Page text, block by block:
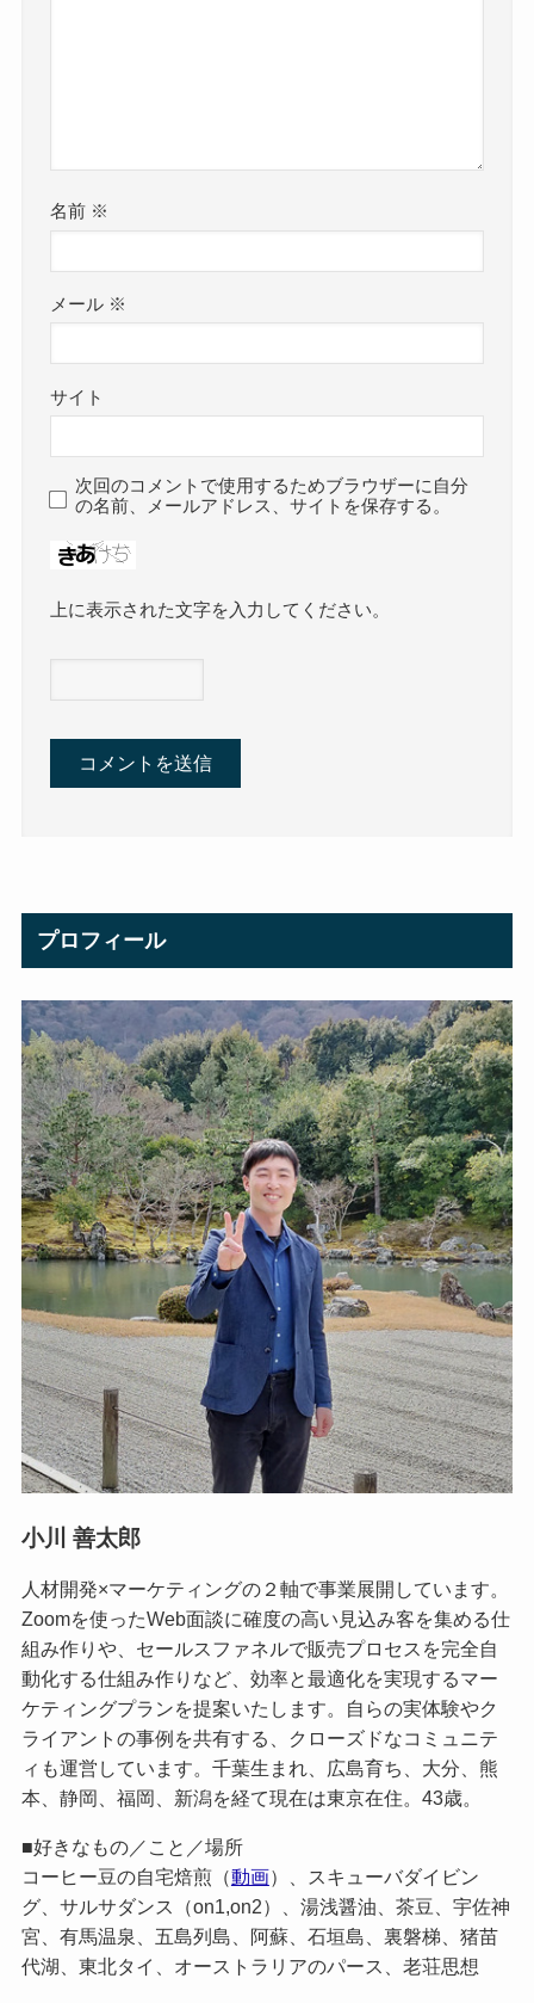
名前 ※
メール ※
サイト
次回のコメントで使用するためブラウザーに自分
の名前、メールアドレス、サイトを保存する。
上に表示された文字を入力してください。
プロフィール
小川 善太郎
人材開発×マーケティングの２軸で事業展開しています。
Zoomを使ったWeb面談に確度の高い見込み客を集める仕
組み作りや、セールスファネルで販売プロセスを完全自
動化する仕組み作りなど、効率と最適化を実現するマー
ケティングプランを提案いたします。自らの実体験やク
ライアントの事例を共有する、クローズドなコミュニテ
ィも運営しています。千葉生まれ、広島育ち、大分、熊
本、静岡、福岡、新潟を経て現在は東京在住。43歳。
■好きなもの／こと／場所
コーヒー豆の自宅焙煎（動画）、スキューバダイビン
グ、サルサダンス（on1,on2）、湯浅醤油、茶豆、宇佐神
宮、有馬温泉、五島列島、阿蘇、石垣島、裏磐梯、猪苗
代湖、東北タイ、オーストラリアのパース、老荘思想